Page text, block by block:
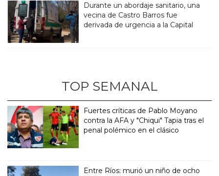
Durante un abordaje sanitario, una
vecina de Castro Barros fue
derivada de urgencia a la Capital
TOP SEMANAL
Fuertes críticas de Pablo Moyano
contra la AFA y "Chiqui" Tapia tras el
penal polémico en el clásico
Entre Ríos: murió un niño de ocho